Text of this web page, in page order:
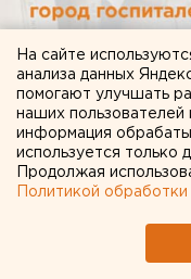
На сайте
анализа данных
помогают улучшать
наших пользователей
информация
используется только
Продолжая
Политикой